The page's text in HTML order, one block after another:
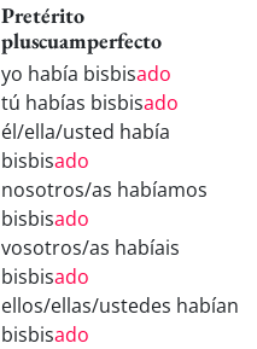
Pretérito
pluscuamperfecto
yo había bisbisado
tú habías bisbisado
él/ella/usted había
bisbisado
nosotros/as habíamos
bisbisado
vosotros/as habíais
bisbisado
ellos/ellas/ustedes habían
bisbisado